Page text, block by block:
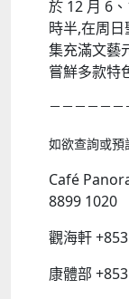
於 12 月 6
時半,在周
集充滿文藝
嘗鮮多款特
－－－－－
Café
8899 1020
觀海軒
康體部